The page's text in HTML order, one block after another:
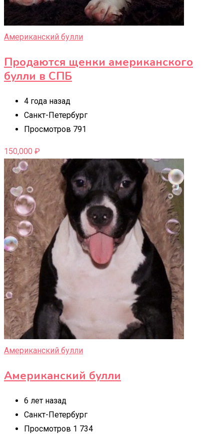
Американский булли
Продаются щенки американского
булли в СПБ
4 года назад
Санкт-Петербург
Просмотров 791
150,000 ₽
Американский булли
Американский булли
6 лет назад
Санкт-Петербург
Просмотров 1 734